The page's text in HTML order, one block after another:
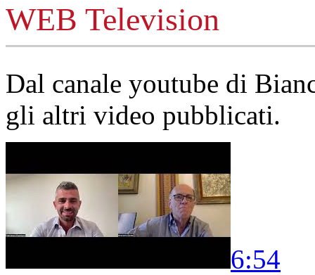
WEB Television
Dal canale youtube di
gli altri video pubblicati.
6:54